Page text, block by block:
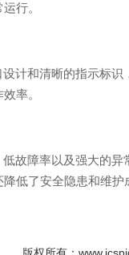
行。
计和清晰的指示标识
率。
故障率以及强大的
低了安全隐患和维
版权所有：